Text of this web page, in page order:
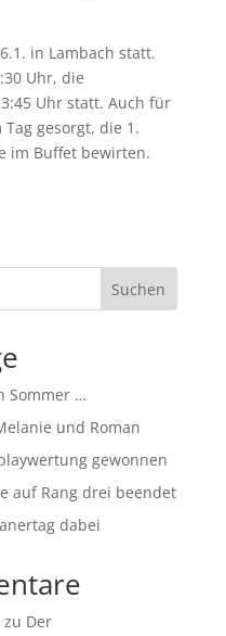
in Lambach statt.
Uhr, die
Uhr statt. Auch für
gesorgt, die 1.
im Buffet bewirten.
Suchen
Sommer …
und Roman
gewonnen
auf Rang drei beendet
dabei
zu Der